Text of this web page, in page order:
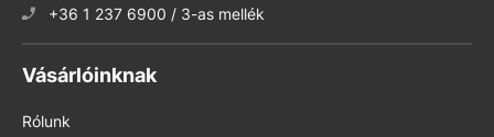
+36 1 237 6900 / 3-as mellék
Vásárlóinknak
Rólunk